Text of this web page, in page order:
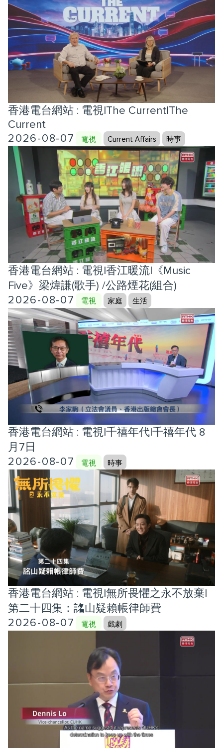
香港電台網站 : 電視|The Current|The
Current
2026-08-07
電視 Current Affairs 時事
香港電台網站 : 電視|香江暖流|《Music
Five》梁煒謙(歌手) /公路煙花(組合)
2026-08-07
電視 家庭 生活
香港電台網站 : 電視|千禧年代|千禧年代 8
月7日
2026-08-07
電視 時事
香港電台網站 : 電視|無所畏懼之永不放棄|
第二十四集：詺山疑賴帳律師費
2026-08-07
電視 戲劇